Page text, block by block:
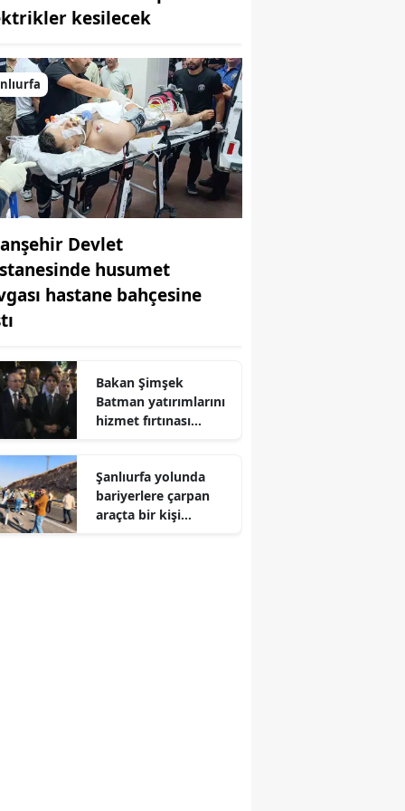
Bilecik
Bingöl
Bitlis
Bolu
Burdur
Bursa
Çanakkale
Çankırı
Diyarbakır
Edirne
Erzincan
kesilecek
Devlet
husumet
hastane bahçesine
Bakan Şimşek
Batman yatırımlarını
hizmet fırtınası
Şanlıurfa yolunda
bariyerlere çarpan
araçta bir kişi